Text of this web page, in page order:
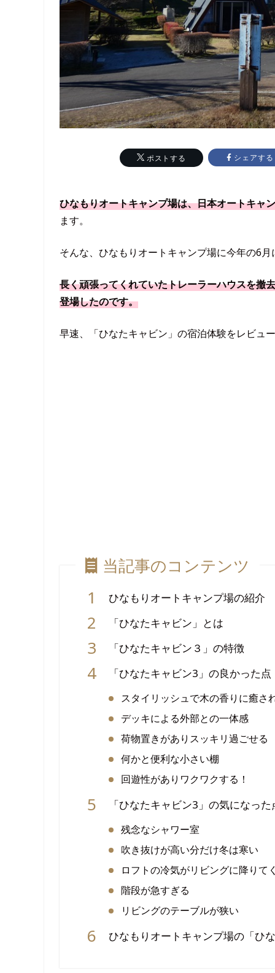
ポストする シェアする
ひなもりオートキャンプ場は、日本オートキャ
ます。
そんな、ひなもりオートキャンプ場に今年の6
長く頑張ってくれていたトレーラーハウスを撤
登場したのです。
早速、「ひなたキャビン」の宿泊体験をレビュ
当記事のコンテンツ
ひなもりオートキャンプ場の紹介
「ひなたキャビン」とは
「ひなたキャビン３」の特徴
「ひなたキャビン3」の良かった点
スタイリッシュで木の香りに癒さ
デッキによる外部との一体感
荷物置きがありスッキリ過ごせる
何かと便利な小さい棚
回遊性がありワクワクする！
「ひなたキャビン3」の気になった
残念なシャワー室
吹き抜けが高い分だけ冬は寒い
ロフトの冷気がリビングに降りて
階段が急すぎる
リビングのテーブルが狭い
ひなもりオートキャンプ場の「ひ